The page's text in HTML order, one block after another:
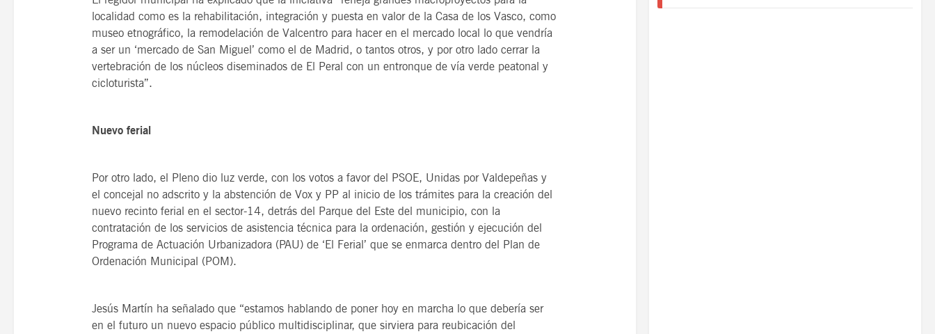
localidad como es la rehabilitación, integración y puesta en valor de la Casa de los Vasco, como
museo etnográfico, la remodelación de Valcentro para hacer en el mercado local lo que vendría
a ser un ‘mercado de San Miguel’ como el de Madrid, o tantos otros, y por otro lado cerrar la
vertebración de los núcleos diseminados de El Peral con un entronque de vía verde peatonal y
cicloturista”.
Nuevo ferial
Por otro lado, el Pleno dio luz verde, con los votos a favor del PSOE, Unidas por Valdepeñas y
el concejal no adscrito y la abstención de Vox y PP al inicio de los trámites para la creación del
nuevo recinto ferial en el sector-14, detrás del Parque del Este del municipio, con la
contratación de los servicios de asistencia técnica para la ordenación, gestión y ejecución del
Programa de Actuación Urbanizadora (PAU) de ‘El Ferial’ que se enmarca dentro del Plan de
Ordenación Municipal (POM).
Jesús Martín ha señalado que “estamos hablando de poner hoy en marcha lo que debería ser
en el futuro un nuevo espacio público multidisciplinar, que sirviera para reubicación del